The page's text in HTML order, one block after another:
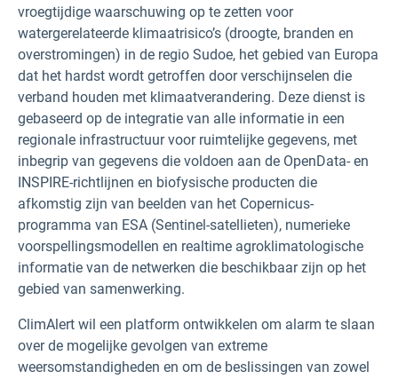
vroegtijdige waarschuwing op te zetten voor
watergerelateerde klimaatrisico’s (droogte, branden en
overstromingen) in de regio Sudoe, het gebied van Europa
dat het hardst wordt getroffen door verschijnselen die
verband houden met klimaatverandering. Deze dienst is
gebaseerd op de integratie van alle informatie in een
regionale infrastructuur voor ruimtelijke gegevens, met
inbegrip van gegevens die voldoen aan de OpenData- en
INSPIRE-richtlijnen en biofysische producten die
afkomstig zijn van beelden van het Copernicus-
programma van ESA (Sentinel-satellieten), numerieke
voorspellingsmodellen en realtime agroklimatologische
informatie van de netwerken die beschikbaar zijn op het
gebied van samenwerking.
ClimAlert wil een platform ontwikkelen om alarm te slaan
over de mogelijke gevolgen van extreme
weersomstandigheden en om de beslissingen van zowel